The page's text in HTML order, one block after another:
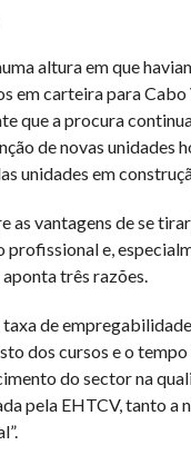
altura em que
em carteira para Cabo
que a procura continua
de novas unidades
unidades em
as vantagens de se
profissional e,
três razões.
de
dos cursos e o
do sector na
pela EHTCV, tanto a